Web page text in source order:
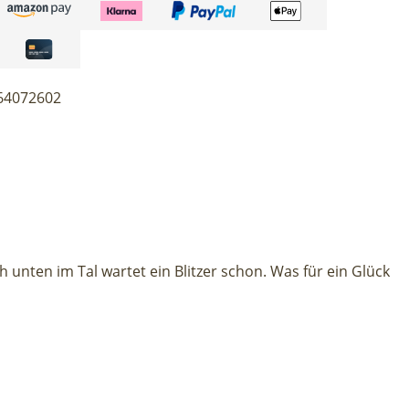
im Tal wartet ein Blitzer schon. Was für ein Glück